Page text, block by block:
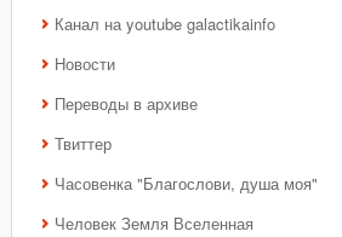
Канал на youtube galactikainfo
Новости
Переводы в архиве
Твиттер
Часовенка "Благослови, душа моя"
Человек Земля Вселенная